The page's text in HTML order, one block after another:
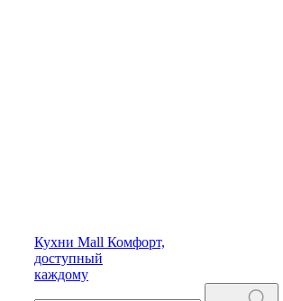
Кухни Mall Комфорт,
доступный
каждому